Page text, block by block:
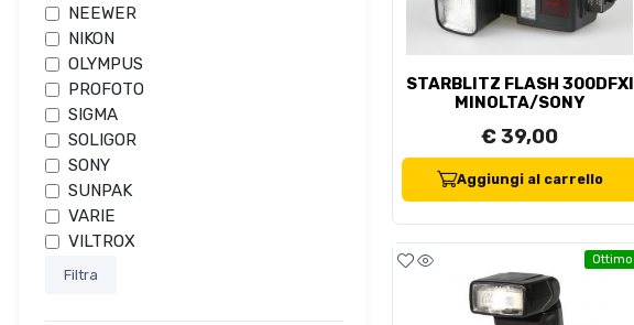
NEEWER
NIKON
OLYMPUS
PROFOTO
SIGMA
SOLIGOR
SONY
SUNPAK
VARIE
VILTROX
Filtra
STARBLITZ FLASH 300DFXI
MINOLTA/SONY
€ 39,00
Aggiungi al carrello
Ottimo